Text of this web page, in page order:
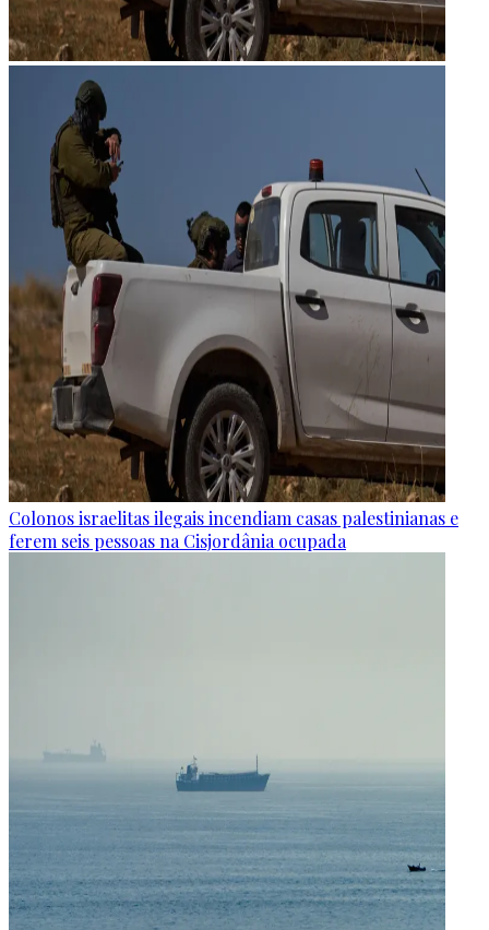
Colonos israelitas ilegais incendiam casas palestinianas e
ferem seis pessoas na Cisjordânia ocupada